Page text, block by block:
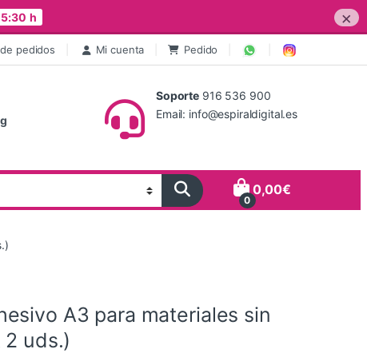
h ×
pedidos Mi cuenta Pedido
Soporte 916 536 900
Email: info@espiraldigital.es
0
0,00€
A3 para materiales sin
2 uds.)